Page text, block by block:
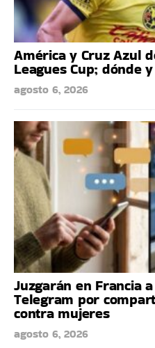
América y Cruz Azul
Leagues Cup; dónde
agosto 6, 2026
Juzgarán en Francia
Telegram por
contra mujeres
agosto 6, 2026